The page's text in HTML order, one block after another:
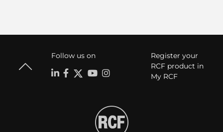
Follow us on
Register your
RCF product in
My RCF